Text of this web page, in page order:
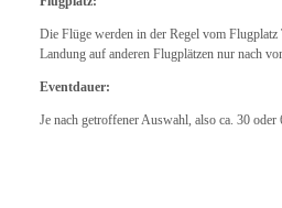
Die Flüge werden in der Regel vom
Landung auf anderen Flugplätzen nur nach
Eventdauer:
Je nach getroffener Auswahl, also ca. 30 oder